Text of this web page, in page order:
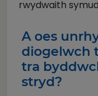
rwydwaith
A oes
diogelwch
tra
stryd?